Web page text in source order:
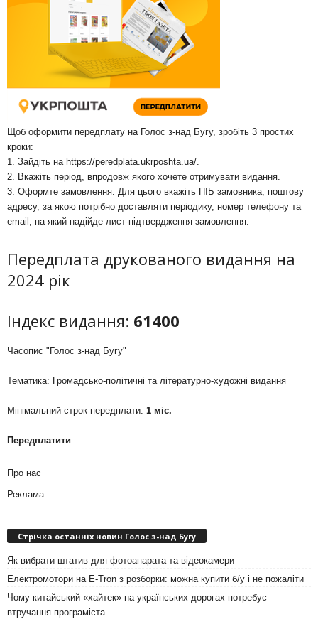
Щоб оформити передплату на Голос з-над Бугу, зробіть 3 простих
кроки:
1. Зайдіть на https://peredplata.ukrposhta.ua/.
2. Вкажіть період, впродовж якого хочете отримувати видання.
3. Оформте замовлення. Для цього вкажіть ПІБ замовника, поштову
адресу, за якою потрібно доставляти періодику, номер телефону та
email, на який надійде лист-підтвердження замовлення.
Передплата друкованого видання на
2024 рік
Індекс видання: 61400
Часопис "Голос з-над Бугу"
Тематика: Громадсько-політичні та літературно-художні видання
Мінімальний строк передплати: 1 міс.
Передплатити
Про нас
Реклама
Стрічка останніх новин Голос з-над Бугу
Як вибрати штатив для фотоапарата та відеокамери
Електромотори на E-Tron з розборки: можна купити б/у і не пожаліти
Чому китайський «хайтек» на українських дорогах потребує
втручання програміста